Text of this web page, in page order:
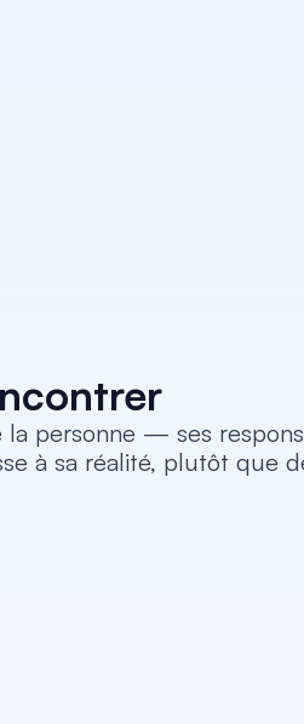
personne — ses
à sa réalité, plutôt que